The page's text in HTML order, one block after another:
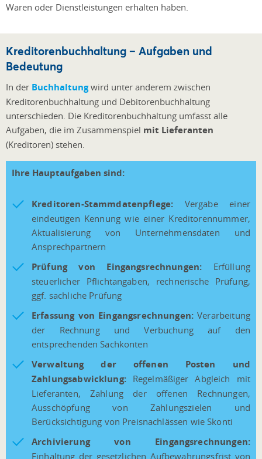
Waren oder Dienstleistungen erhalten haben.
Kreditorenbuchhaltung – Aufgaben und
Bedeutung
In der Buchhaltungwird unter anderem zwischen
Kreditorenbuchhaltung und Debitorenbuchhaltung
unterschieden. Die Kreditorenbuchhaltung umfasst alle
Aufgaben, die im Zusammenspiel mit Lieferanten
(Kreditoren) stehen.
Ihre Hauptaufgaben sind:
Kreditoren-Stammdatenpflege: Vergabe einer
eindeutigen Kennung wie einer Kreditorennummer,
Aktualisierung von Unternehmensdaten und
Ansprechpartnern
Prüfung von Eingangsrechnungen: Erfüllung
steuerlicher Pflichtangaben, rechnerische Prüfung,
ggf. sachliche Prüfung
Erfassung von Eingangsrechnungen: Verarbeitung
der Rechnung und Verbuchung auf den
entsprechenden Sachkonten
Verwaltung der offenen Posten und
Zahlungsabwicklung:Regelmäßiger Abgleich mit
Lieferanten, Zahlung der offenen Rechnungen,
Ausschöpfung von Zahlungszielen und
Berücksichtigung von Preisnachlässen wie Skonti
Archivierung von Eingangsrechnungen:
Einhaltung der gesetzlichen Aufbewahrungsfrist von